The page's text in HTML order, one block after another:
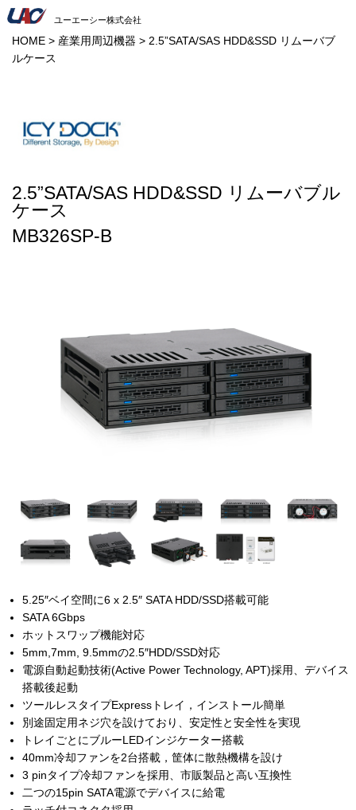
ユーエーシー株式会社
HOME > 産業用周辺機器 > 2.5”SATA/SAS HDD&SSD リムーバブ
ルケース
2.5”SATA/SAS HDD&SSD リムーバブル
ケース
MB326SP-B
5.25″ベイ空間に6 x 2.5″ SATA HDD/SSD搭載可能
SATA 6Gbps
ホットスワップ機能対応
5mm,7mm, 9.5mmの2.5″HDD/SSD対応
電源自動起動技術(Active Power Technology, APT)採用、デバイス
搭載後起動
ツールレスタイプExpressトレイ，インストール簡単
別途固定用ネジ穴を設けており、安定性と安全性を実現
トレイごとにブルーLEDインジケーター搭載
40mm冷却ファンを2台搭載，筐体に散熱機構を設け
3 pinタイプ冷却ファンを採用、市販製品と高い互換性
二つの15pin SATA電源でデバイスに給電